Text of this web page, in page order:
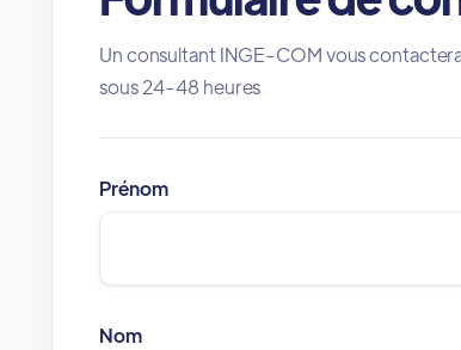
Un consultant INGE-COM vous
sous 24-48 heures
Prénom
Nom